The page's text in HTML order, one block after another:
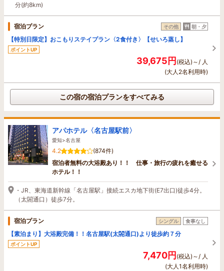
分(約8km)
宿泊プラン その他 朝・夕
【特別日限定】おこもりステイプラン〈2食付き〉【せいろ蒸し】
ポイントUP
39,675円(税込)～/ 人
(大人2名利用時)
この宿の宿泊プランをすべてみる
アパホテル〈名古屋駅前〉
愛知>名古屋
4.2
(874件)
宿泊者無料の大浴殿あり！！ 仕事・旅行の疲れを癒せる
ホテル！！
・JR、東海道新幹線「名古屋駅」接続エスカ地下街(E7出口)徒歩4分。
（太閤通口）徒歩7分。
宿泊プラン シングル 食事なし
【素泊まり】大浴殿完備！！名古屋駅(太閤通口)より徒歩約７分
ポイントUP
7,470円(税込)～/ 人
(大人1名利用時)